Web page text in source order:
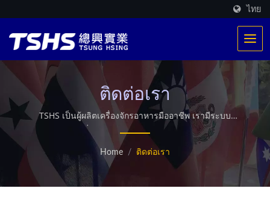
ไทย
ติดต่อเรา
TSHS เป็นผู้ผลิตเครื่องจักรอาหารมืออาชีพ เรามีระบบ
ทำความร้อนที่จดสิทธิบัตรเฉพาะตัว มีการผลิตการทอด
มากกว่า 500 รายการทั่วโลก นอกจากนี้ยังมีบริการเครื่องอบ
แห้งไมโครเวฟแบบกำหนดเอง.
Home / ติดต่อเรา